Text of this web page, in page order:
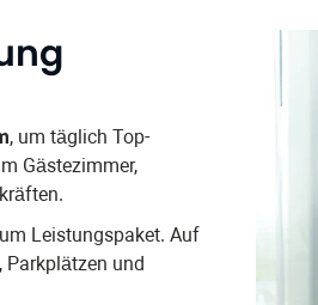
, um täglich Top-
Gästezimmer,
Leistungspaket. Auf
Parkplätzen und